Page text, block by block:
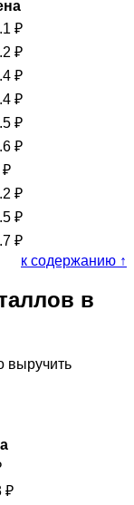
₽
₽
₽
₽
₽
₽
₽
₽
₽
₽
к содержанию ↑
в
выручить
₽